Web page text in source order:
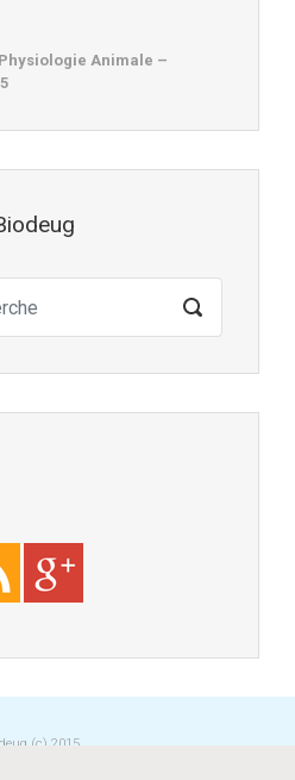
Animale –
(c) 2015